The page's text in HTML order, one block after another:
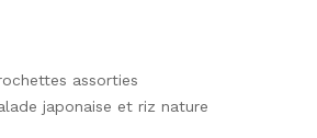
assorties
japonaise et riz nature